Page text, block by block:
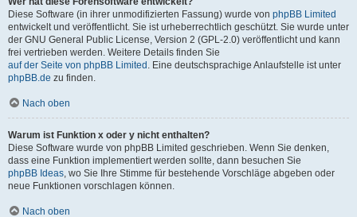
Diese Software (in ihrer unmodifizierten Fassung) wurde von phpBB Limited
entwickelt und veröffentlicht. Sie ist urheberrechtlich geschützt. Sie wurde unter
der GNU General Public License, Version 2 (GPL-2.0) veröffentlicht und kann
frei vertrieben werden. Weitere Details finden Sie
auf der Seite von phpBB Limited . Eine deutschsprachige Anlaufstelle ist unter
phpBB.de zu finden.
Nach oben
Warum ist Funktion x oder y nicht enthalten?
Diese Software wurde von phpBB Limited geschrieben. Wenn Sie denken,
dass eine Funktion implementiert werden sollte, dann besuchen Sie
phpBB Ideas, wo Sie Ihre Stimme für bestehende Vorschläge abgeben oder
neue Funktionen vorschlagen können.
Nach oben